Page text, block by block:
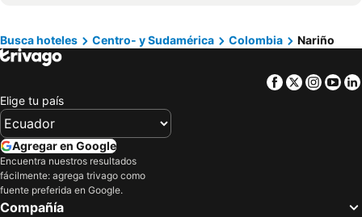
Hoteles en Tumbes
Hoteles en Orellana
Hoteles en San Cristóbal
Busca hoteles Centro- y Sudamérica Colombia Nariño
Facebook
Twitter
Elige tu país
Agregar en Google
Encuentra nuestros resultados
fácilmente: agrega trivago como
fuente preferida en Google.
Compañía